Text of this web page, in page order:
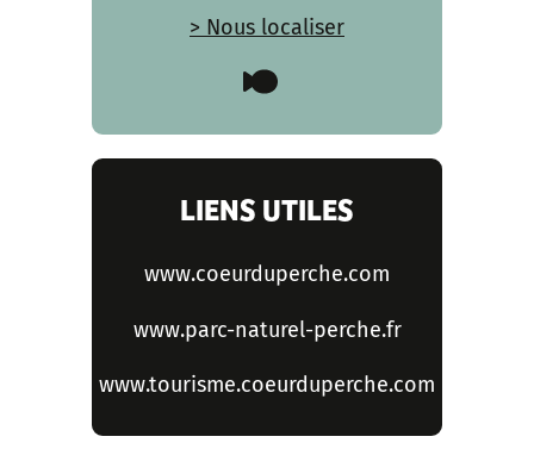
> Nous localiser
LIENS UTILES
www.coeurduperche.com
www.parc-naturel-perche.fr
www.tourisme.coeurduperche.com